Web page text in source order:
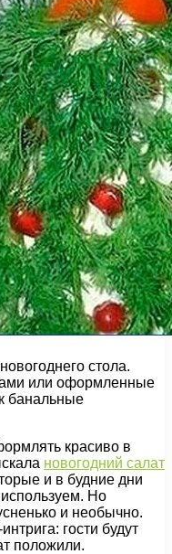
стола.
или оформленные
банальные
красиво в
новогодний салат
и в будние дни
Но
и необычно.
гости будут
положили.